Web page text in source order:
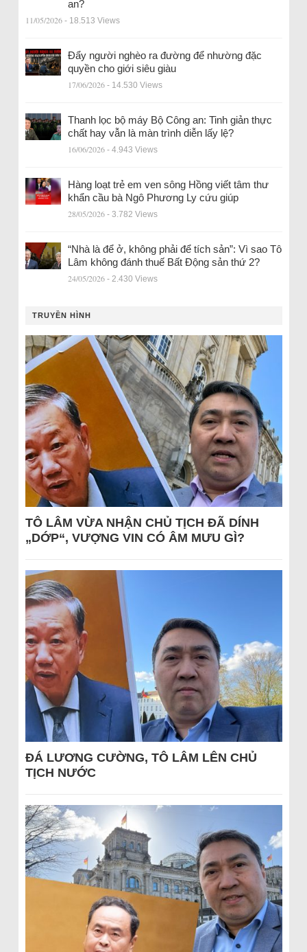
an?
11/05/2026 - 18.513 Views
Đẩy người nghèo ra đường để nhường đặc
quyền cho giới siêu giàu
17/06/2026 - 14.530 Views
Thanh lọc bộ máy Bộ Công an: Tinh giản thực
chất hay vẫn là màn trình diễn lấy lệ?
16/06/2026 - 4.943 Views
Hàng loạt trẻ em ven sông Hồng viết tâm thư
khẩn cầu bà Ngô Phương Ly cứu giúp
28/05/2026 - 3.782 Views
“Nhà là để ở, không phải để tích sản”: Vì sao Tô
Lâm không đánh thuế Bất Động sản thứ 2?
24/05/2026 - 2.430 Views
TRUYỀN HÌNH
TÔ LÂM VỪA NHẬN CHỦ TỊCH ĐÃ DÍNH
„DỚP“, VƯỢNG VIN CÓ ÂM MƯU GÌ?
ĐÁ LƯƠNG CƯỜNG, TÔ LÂM LÊN CHỦ
TỊCH NƯỚC